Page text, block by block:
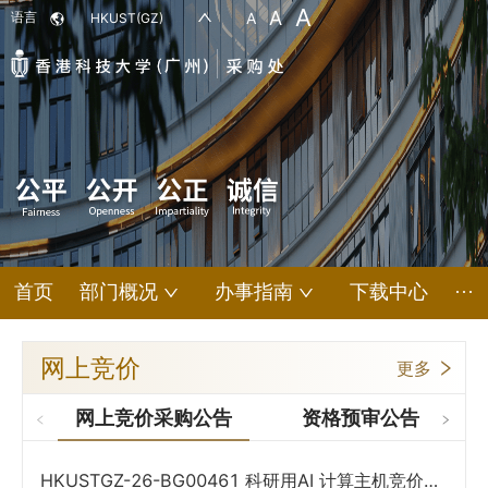
语言 HKUST(GZ) A A A
首页 部门概况 办事指南 下载中心 ···
网上竞价 更多
网上竞价采购公告 资格预审公告
HKUSTGZ-26-BG00461 科研用AI 计算主机竞价采